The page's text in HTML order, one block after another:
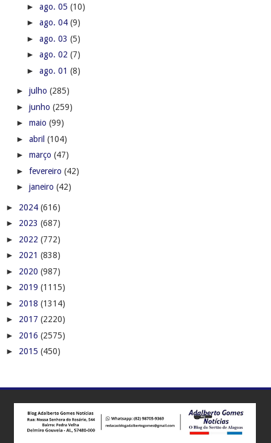
► ago. 05 (10)
► ago. 04 (9)
► ago. 03 (5)
► ago. 02 (7)
► ago. 01 (8)
► julho (285)
► junho (259)
► maio (99)
► abril (104)
► março (47)
► fevereiro (42)
► janeiro (42)
► 2024 (616)
► 2023 (687)
► 2022 (772)
► 2021 (838)
► 2020 (987)
► 2019 (1115)
► 2018 (1314)
► 2017 (2220)
► 2016 (2575)
► 2015 (450)